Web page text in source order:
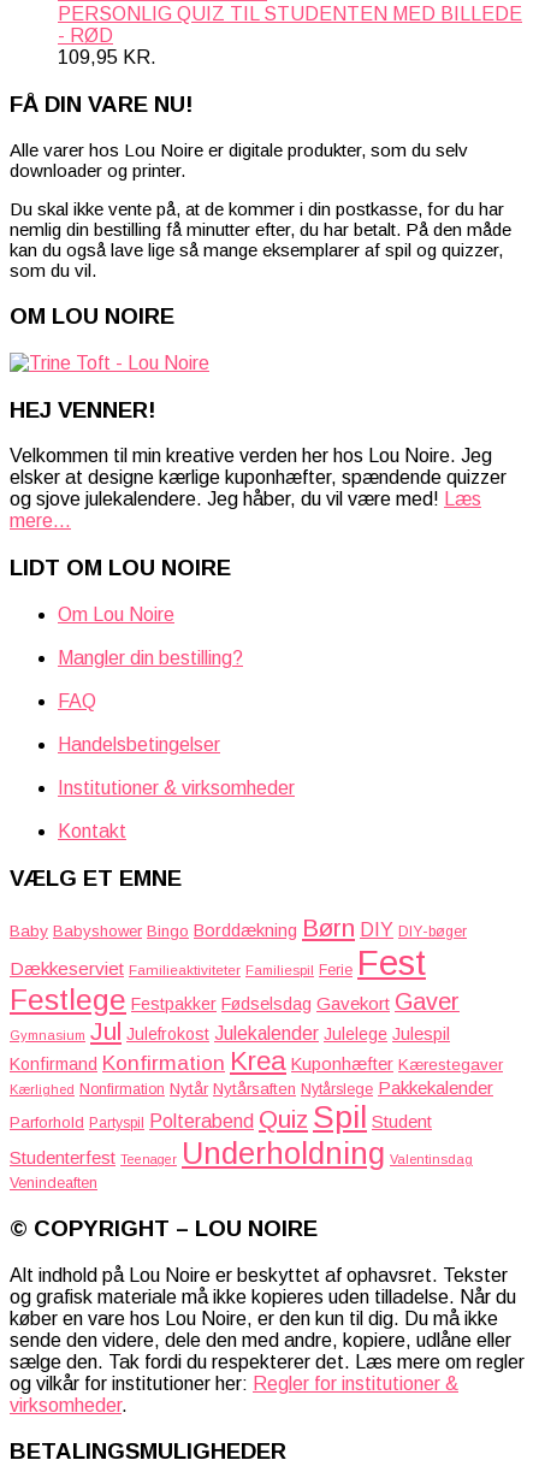
PERSONLIG QUIZ TIL STUDENTEN MED BILLEDE
- RØD
109,95 KR.
FÅ DIN VARE NU!
Alle varer hos Lou Noire er digitale produkter, som du selv
downloader og printer.
Du skal ikke vente på, at de kommer i din postkasse, for du har
nemlig din bestilling få minutter efter, du har betalt. På den måde
kan du også lave lige så mange eksemplarer af spil og quizzer,
som du vil.
OM LOU NOIRE
HEJ VENNER!
Velkommen til min kreative verden her hos Lou Noire. Jeg
elsker at designe kærlige kuponhæfter, spændende quizzer
og sjove julekalendere. Jeg håber, du vil være med!
Læs
mere...
LIDT OM LOU NOIRE
Om Lou Noire
Mangler din bestilling?
FAQ
Handelsbetingelser
Institutioner & virksomheder
Kontakt
VÆLG ET EMNE
Baby Babyshower Bingo Borddækning Børn DIY DIY-bøger
Dækkeserviet Familieaktiviteter Familiespil Ferie Fest
Festlege Festpakker Fødselsdag Gavekort Gaver
Gymnasium Jul Julefrokost Julekalender Julelege Julespil
Konfirmand Konfirmation Krea Kuponhæfter Kærestegaver
Kærlighed Nonfirmation Nytår Nytårsaften Nytårslege Pakkekalender
Parforhold Partyspil Polterabend Quiz Spil Student
Studenterfest Teenager Underholdning Valentinsdag
Venindeaften
© COPYRIGHT – LOU NOIRE
Alt indhold på Lou Noire er beskyttet af ophavsret. Tekster
og grafisk materiale må ikke kopieres uden tilladelse. Når du
køber en vare hos Lou Noire, er den kun til dig. Du må ikke
sende den videre, dele den med andre, kopiere, udlåne eller
sælge den. Tak fordi du respekterer det. Læs mere om regler
og vilkår for institutioner her: Regler for institutioner &
virksomheder.
BETALINGSMULIGHEDER